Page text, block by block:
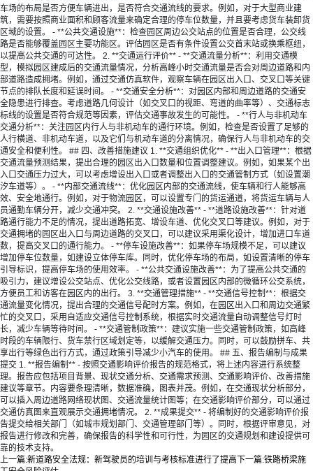
车场的布局是否方便车辆进出，是否符合交通流线的要求。例如，对于大型商业建
筑，需要按照商业面积和顾客流量来确定合理的停车位数量，并且要考虑货车装卸货
区域的设置。 - **公共交通设施**：检查园区周边公交站点的位置是否合理，公交线
路是否能够覆盖园区主要功能区。评估园区是否有条件设置公交首末站或换乘枢纽，
以提高公共交通的可达性。 2. **交通运行评价** - **交通流量分析**：利用交通模
型，模拟园区建成后的交通流量情况，分析高峰小时交通流量是否会对周边道路和内
部道路造成拥堵。例如，通过交通仿真软件，观察车辆在园区出入口、交叉口等关键
节点的排队长度和延误时间。 - **交通安全分析**：对园区内部和周边道路的交通安
全隐患进行排查。考虑道路几何设计（如交叉口的视距、弯道的曲率等）、交通标志
标线的设置是否符合规范等因素，评估交通事故发生的可能性。 - **行人与非机动车
交通分析**：关注园区内行人与非机动车的通行环境。例如，检查是否设置了足够的
人行横道、非机动车道，以及它们与机动车道的分离情况，确保行人与非机动车的交
通安全和便利性。 ## 四、改善措施建议 1. **交通组织优化** - **出入口管理**：根据
交通流量预测结果，提出合理的园区出入口数量和位置调整建议。例如，如果某个出
入口交通压力过大，可以考虑增设出入口或者调整出入口的交通管制方式（如设置潮
汐车道等）。 - **内部交通流线**：优化园区内部的交通流线，使车辆和行人能够高
效、安全地通行。例如，对于物流园区，可以设置专门的货运通道，将货运车辆与人
员通勤车辆分开，减少交通冲突。 2. **交通设施改善** - **道路设施改善**：针对道
路通行能力不足的情况，提出道路拓宽、增设车道、优化交叉口等建议。例如，对于
交通拥堵的园区出入口与周边道路的交叉口，可以建议采用渠化设计，增加进口车道
数，提高交叉口的通行能力。 - **停车设施改善**：如果停车场规模不足，可以建议
增加停车位数量，如建设立体停车库。同时，优化停车场的布局，如设置清晰的停车
引导标识，提高停车场的使用效率。 - **公共交通设施改善**：为了提高公共交通的
吸引力，建议增设公交站点、优化公交线路，或者设置园区内部的微循环公交系统，
方便员工和访客在园区内的出行。 3. **交通管理措施** - **交通信号控制**：根据交
通流量变化情况，提出合理的交通信号配时方案。例如，在园区出入口和周边交通繁
忙的交叉口，采用自适应交通信号控制系统，根据实时交通流量自动调整信号灯时
长，减少车辆等待时间。 - **交通管制政策**：建议实施一些交通管制政策，如高峰
时段的车辆限行、货车禁行区域划定等，以缓解交通压力。同时，可以鼓励拼车、共
享出行等绿色出行方式，通过政策引导减少小汽车的使用。 ## 五、报告编制与成果
提交 1. **报告编制** - 按照交通影响评价报告的规范格式，将上述内容进行系统整
理。报告应包括项目背景、现状交通分析、交通需求预测、交通影响评价、改善措施
建议等章节。内容要条理清晰，数据准确，图表并茂。例如，在交通现状分析部分，
可以插入周边道路网络现状图、交通流量统计图等；在交通影响评价部分，可以通过
交通仿真图来直观展示交通拥堵情况。 2. **成果提交** - 将编制好的交通影响评价报
告提交给相关部门（如城市规划部门、交通管理部门等）。同时，根据评审意见，对
报告进行修改和完善，确保报告的科学性和可行性，为园区的交通规划和建设提供可
靠的技术支持。
上一篇:新道路安全法规：新驾驶员的培训与考核标准进行了提高 下一篇:铁路桥梁施